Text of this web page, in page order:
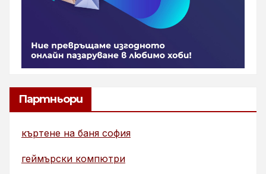
Партньори
къртене на баня софия
геймърски компютри